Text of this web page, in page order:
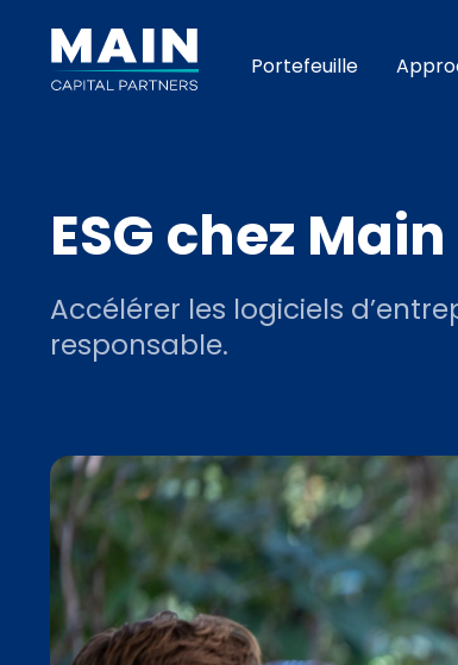
Portefeuille
ESG chez Main
Accélérer les logiciels
responsable.